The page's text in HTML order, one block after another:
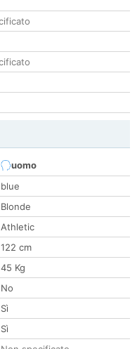
uomo
blue
Blonde
Athletic
122 cm
45 Kg
No
Sì
Sì